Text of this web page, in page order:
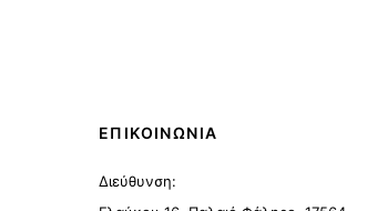
ΕΠΙΚΟΙΝΩΝΙΑ
Διεύθυνση: